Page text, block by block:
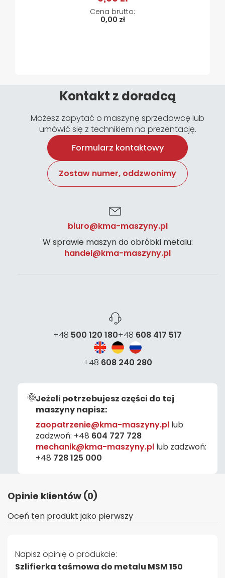
0,00 zł
Kontakt z doradcą
Możesz zapytać o maszynę sprzedawcę lub
umówić się z technikiem na prezentację.
Formularz kontaktowy
Zostaw numer, oddzwonimy
biuro@kma-maszyny.pl
W sprawie maszyn do obróbki metalu:
handel@kma-maszyny.pl
+48 500 120 180+48 608 417 517
+48 608 240 280
Jeżeli potrzebujesz części do tej
maszyny napisz:
zaopatrzenie@kma-maszyny.pl lub
zadzwoń: +48 604 727 728
mechanik@kma-maszyny.pl lub zadzwoń:
+48 728 125 000
Opinie klientów (0)
Oceń ten produkt jako pierwszy
Napisz opinię o produkcie:
Szlifierka taśmowa do metalu MSM 150